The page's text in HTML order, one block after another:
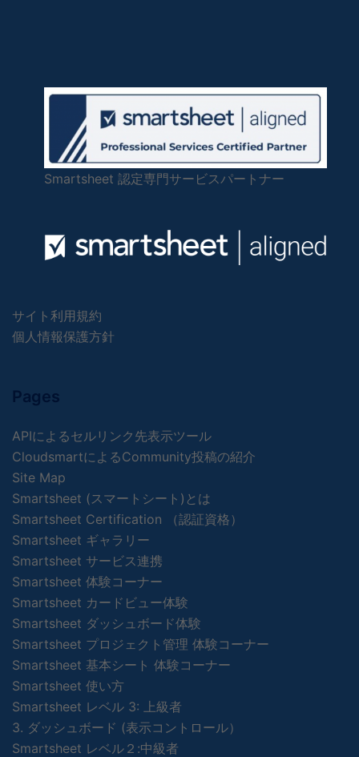
Smartsheet 認定専門サービスパートナー
サイト利用規約
個人情報保護方針
Pages
APIによるセルリンク先表示ツール
CloudsmartによるCommunity投稿の紹介
Site Map
Smartsheet (スマートシート)とは
Smartsheet Certification （認証資格）
Smartsheet ギャラリー
Smartsheet サービス連携
Smartsheet 体験コーナー
Smartsheet カードビュー体験
Smartsheet ダッシュボード体験
Smartsheet プロジェクト管理 体験コーナー
Smartsheet 基本シート 体験コーナー
Smartsheet 使い方
Smartsheet レベル 3: 上級者
3. ダッシュボード (表示コントロール）
Smartsheet レベル２:中級者